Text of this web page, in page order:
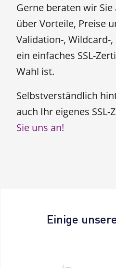
Gerne beraten wir
über Vorteile, Preise
Validation-,
ein einfaches SSL-
Wahl ist.
Selbstverständlich
auch Ihr eigenes SSL-
Sie uns an!
Einige